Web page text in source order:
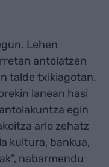
Lehen
antolatzen
talde txikiagotan.
lanean hasi
egin
arlo zehatz
kultura, bankua,
nabarmendu